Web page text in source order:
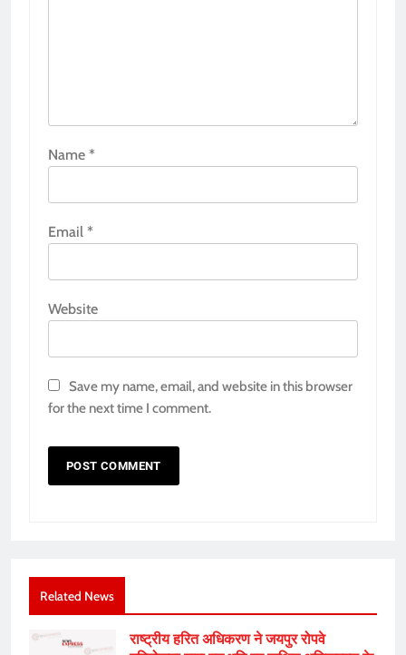
Name *
Email *
Website
Save my name, email, and website in this browser
for the next time I comment.
Related News
राष्ट्रीय हरित अधिकरण ने जयपुर रोपवे